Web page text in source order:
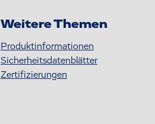
Weitere Themen
Produktinformationen
S icherheitsdatenblätter
Zertifizierungen